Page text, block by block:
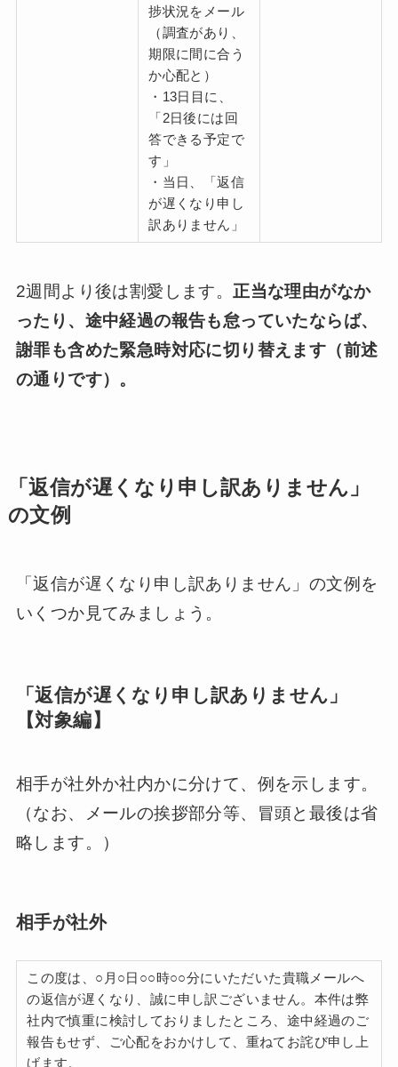
捗状況をメール
（調査があり、
期限に間に合う
か心配と）
・13日目に、
「2日後には回
答できる予定で
す」
・当日、「返信
が遅くなり申し
訳ありません」
2週間より後は割愛します。 正当な理由がなか
ったり、途中経過の報告も怠っていたならば、
謝罪も含めた緊急時対応に切り替えます（前述
の通りです）。
「返信が遅くなり申し訳ありません」
の文例
「返信が遅くなり申し訳ありません」の文例を
いくつか見てみましょう。
「返信が遅くなり申し訳ありません」
【対象編】
相手が社外か社内かに分けて、例を示します。
（なお、メールの挨拶部分等、冒頭と最後は省
略します。）
相手が社外
この度は、○月○日○○時○○分にいただいた貴職メールへ
の返信が遅くなり、誠に申し訳ございません。本件は弊
社内で慎重に検討しておりましたところ、途中経過のご
報告もせず、ご心配をおかけして、重ねてお詫び申し上
げます。